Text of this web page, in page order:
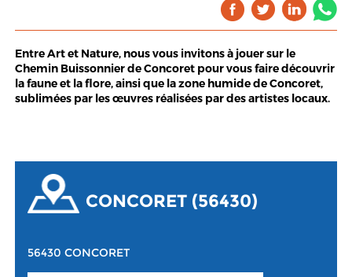
Entre Art et Nature, nous vous invitons à jouer sur le
Chemin Buissonnier de Concoret pour vous faire découvrir
la faune et la flore, ainsi que la zone humide de Concoret,
sublimées par les œuvres réalisées par des artistes locaux.
CONCORET (56430)
56430 CONCORET